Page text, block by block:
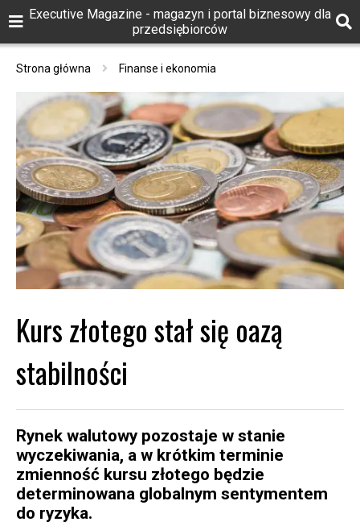
Executive Magazine - magazyn i portal biznesowy dla
przedsiębiorców
Strona główna Finanse i ekonomia
Kurs złotego stał się oazą
stabilności
Rynek walutowy pozostaje w stanie
wyczekiwania, a w krótkim terminie
zmienność kursu złotego będzie
determinowana globalnym sentymentem
do ryzyka.